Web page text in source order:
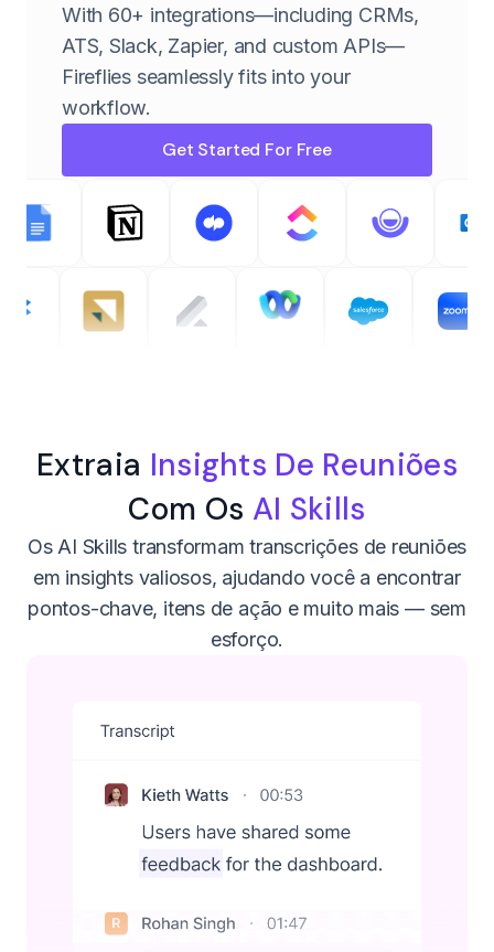
With 60+ integrations—including CRMs,
ATS, Slack, Zapier, and custom APIs—
Fireflies seamlessly fits into your
workflow.
Get Started For Free
Extraia Insights De Reuniões
Com Os AI Skills
Os AI Skills transformam transcrições de reuniões
em insights valiosos, ajudando você a encontrar
pontos-chave, itens de ação e muito mais — sem
esforço.